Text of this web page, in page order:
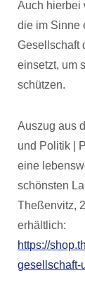
Auch hierbei
die im Sinne
Gesellschaft
einsetzt, um
schützen.
Auszug aus
und Politik |
eine
schönsten
Theßenvitz,
erhältlich:
https://
gesellschaft-